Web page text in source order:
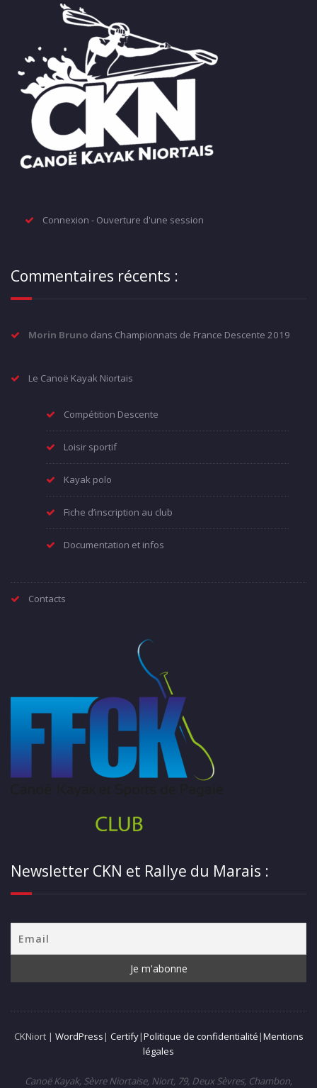
Connexion - Ouverture d'une session
Commentaires récents :
Morin Bruno dans Championnats de France Descente 2019
Le Canoë Kayak Niortais
Compétition Descente
Loisir sportif
Kayak polo
Fiche d’inscription au club
Documentation et infos
Contacts
Newsletter CKN et Rallye du Marais :
CKNiort | WordPress | Certify|Politique de confidentialité |Mentions
légales
Canoë Kayak, Sèvre Niortaise, Niort, 79, Deux Sèvres, Chambon,